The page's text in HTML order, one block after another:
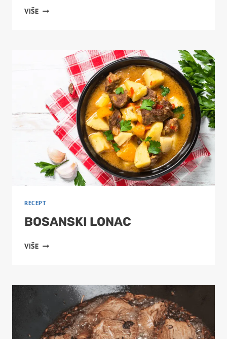
VIŠEPODVARAK
RECEPT
BOSANSKI LONAC
VIŠEBOSANSKI